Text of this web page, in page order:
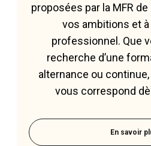
proposées par la MFR
vos ambitions et
professionnel. Que
recherche d’une
alternance ou
vous correspond
En savoir